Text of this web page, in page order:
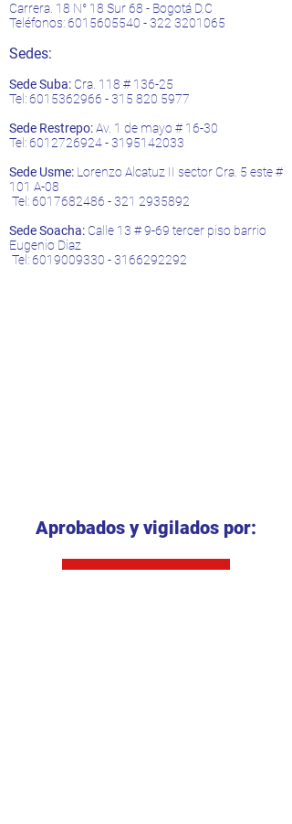
Carrera. 18 N° 18 Sur 68 - Bogotá D.C
Teléfonos:6015605540 - 322 3201065
Sedes:
Sede Suba: Cra. 118 # 136-25
Tel:6015362966 - 315 820 5977
Sede Restrepo:Av. 1 de mayo # 16-30
Tel:6012726924-3195142033
Sede Usme: Lorenzo Alcatuz II sector Cra. 5 este #
101 A-08
Tel:6017682486 - 321 2935892
Sede Soacha: Calle 13 # 9-69 tercer piso barrio
Eugenio Diaz
Tel:6019009330 -3166292292
Aprobados y vigilados por: